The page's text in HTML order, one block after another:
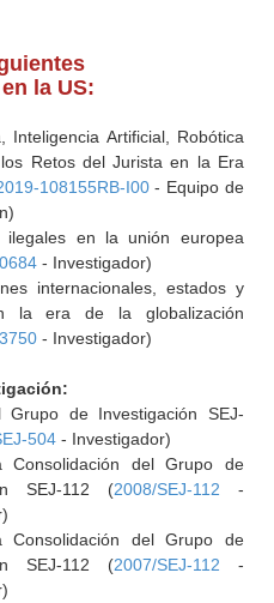
la US:
Inteligencia Artificial, Robótica
Retos del Jurista en la Era
108155RB-I00- Equipo de
ilegales en la unión europea
- Investigador)
internacionales, estados y
la era de la globalización
- Investigador)
Grupo de Investigación SEJ-
504- Investigador)
Consolidación del Grupo de
SEJ-112 (2008/SEJ-112 -
Consolidación del Grupo de
SEJ-112 (2007/SEJ-112 -